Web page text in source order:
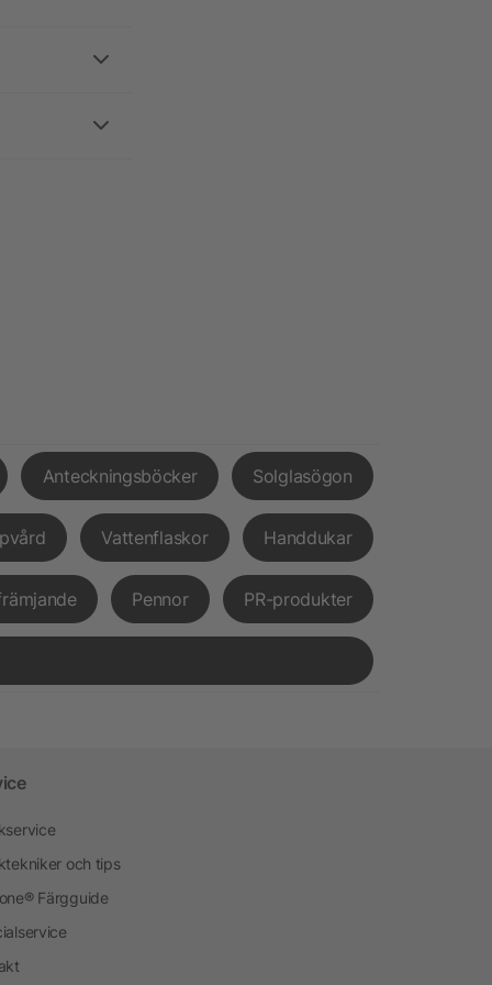
Anteckningsböcker Solglasögon
Vattenflaskor Handdukar
Pennor PR-produkter
och tips
Färgguide